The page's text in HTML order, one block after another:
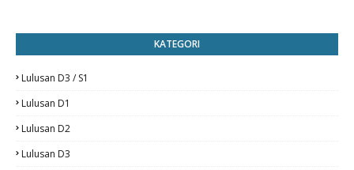
KATEGORI
Lulusan D3 / S1
Lulusan D1
Lulusan D2
Lulusan D3